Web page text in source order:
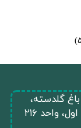
باغ گلدسته،
واحد ۲۱۶